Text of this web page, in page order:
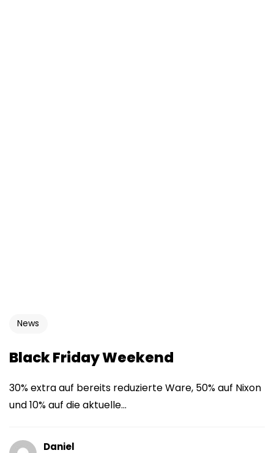
News
Black Friday Weekend
30% extra auf bereits reduzierte Ware, 50% auf Nixon
und 10% auf die aktuelle...
Daniel